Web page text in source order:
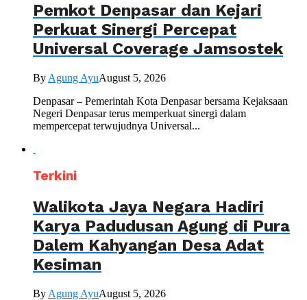
Pemkot Denpasar dan Kejari
Perkuat Sinergi Percepat
Universal Coverage Jamsostek
By Agung AyuAugust 5, 2026
Denpasar – Pemerintah Kota Denpasar bersama Kejaksaan
Negeri Denpasar terus memperkuat sinergi dalam
mempercepat terwujudnya Universal...
Terkini
Walikota Jaya Negara Hadiri
Karya Padudusan Agung di Pura
Dalem Kahyangan Desa Adat
Kesiman
By Agung AyuAugust 5, 2026